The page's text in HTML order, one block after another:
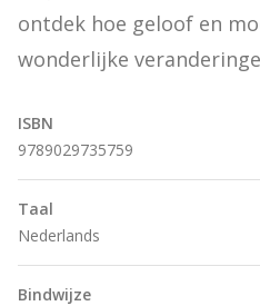
ontdek hoe geloof en
wonderlijke
ISBN
9789029735759
Taal
Nederlands
Bindwijze